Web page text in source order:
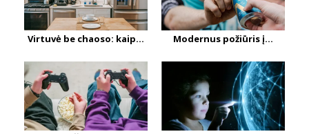
Virtuvė be chaoso: kaip... Modernus požiūris į...